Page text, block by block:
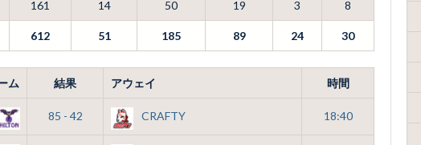
161 14 50 19 3 8
612 51 185 89 24 30
ム 結果 アウェイ 時間
85 - 42 CRAFTY 18:40